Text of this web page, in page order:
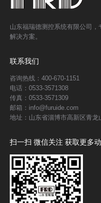
山东福瑞德测控系统有限公司
解决方案。
联系我们
咨询热线：400-670-1151
电话：0533-3571308
传真：0533-3571309
邮箱：info@furuide.com
地址：山东省淄博市高新区青
扫一扫 微信关注 获取更多